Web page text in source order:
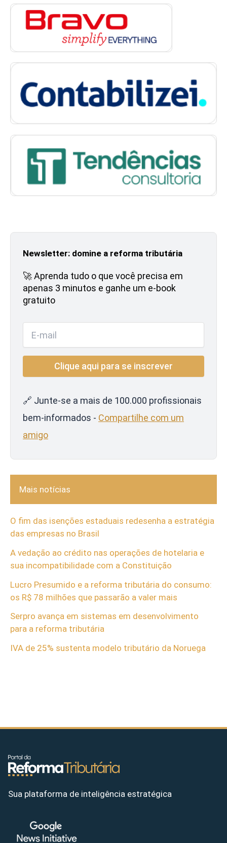
Newsletter: domine a reforma tributária
🚀 Aprenda tudo o que você precisa em
apenas 3 minutos e ganhe um e-book
gratuito
🔗 Junte-se a mais de 100.000 profissionais
bem-informados - Compartilhe com um
amigo
Mais notícias
O fim das isenções estaduais redesenha a estratégia
das empresas no Brasil
A vedação ao crédito nas operações de hotelaria e
sua incompatibilidade com a Constituição
Lucro Presumido e a reforma tributária do consumo:
os R$ 78 milhões que passarão a valer mais
Serpro avança em sistemas em desenvolvimento
para a reforma tributária
IVA de 25% sustenta modelo tributário da Noruega
Sua plataforma de inteligência estratégica